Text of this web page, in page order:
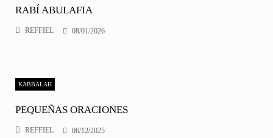
RABÍ ABULAFIA
REFFIEL 08/01/2026
KABBALAH
PEQUEÑAS ORACIONES
REFFIEL 06/12/2025